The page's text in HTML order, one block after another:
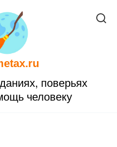
поверьях
человеку